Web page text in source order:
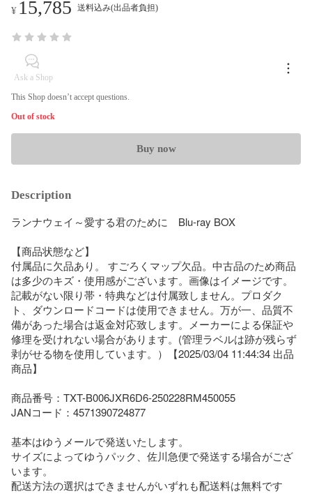
¥ 15,785 送料込み(出品者負担)
Ask a Shop
This Shop doesn’t accept questions.
Out of stock
Buy now
Description
ランナウェイ～愛する君のために　Blu-ray BOX
【商品状態など】
付属品に欠品あり。 すごろくマップ欠品。中古品のため商品
は多少のキズ・使用感がございます。画像はイメージです。
記載がない限り帯・特典などは付属致しません。プロダク
ト、ダウンロードコードは使用できません。万が一、品質不
備があった場合は返金対応致します。メーカーによる保証や
修理を受けれない場合があります。(管理ラベルは跡が残らず
剥がせる物を使用しています。）【2025/03/04 11:44:34 出品
商品】
商品番号：TXT-B006JXR6D6-250228RM450055
JANコード：4571390724877
基本はゆうメールで発送いたします。
サイズによってゆうパック、佐川急便で発送する場合がござ
います。
配送方法の選択はできませんがいずれも配送料は無料です